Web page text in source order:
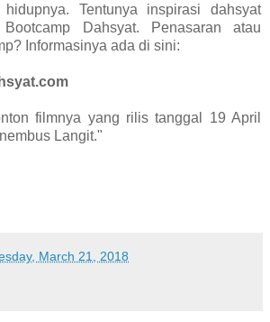
Tentunya inspirasi dahsyat
Dahsyat. Penasaran atau
Informasinya ada di sini:
filmnya yang rilis tanggal 19 April
Langit."
March 21, 2018